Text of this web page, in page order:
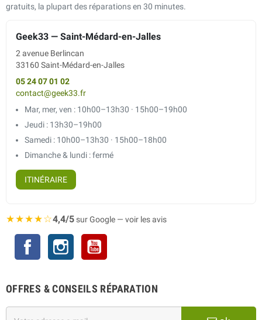
gratuits, la plupart des réparations en 30 minutes.
Geek33 — Saint-Médard-en-Jalles
2 avenue Berlincan
33160 Saint-Médard-en-Jalles
05 24 07 01 02
contact@geek33.fr
Mar, mer, ven : 10h00–13h30 · 15h00–19h00
Jeudi : 13h30–19h00
Samedi : 10h00–13h30 · 15h00–18h00
Dimanche & lundi : fermé
ITINÉRAIRE
★★★★☆4,4/5sur Google — voir les avis
Facebook Instagram
OFFRES & CONSEILS RÉPARATION